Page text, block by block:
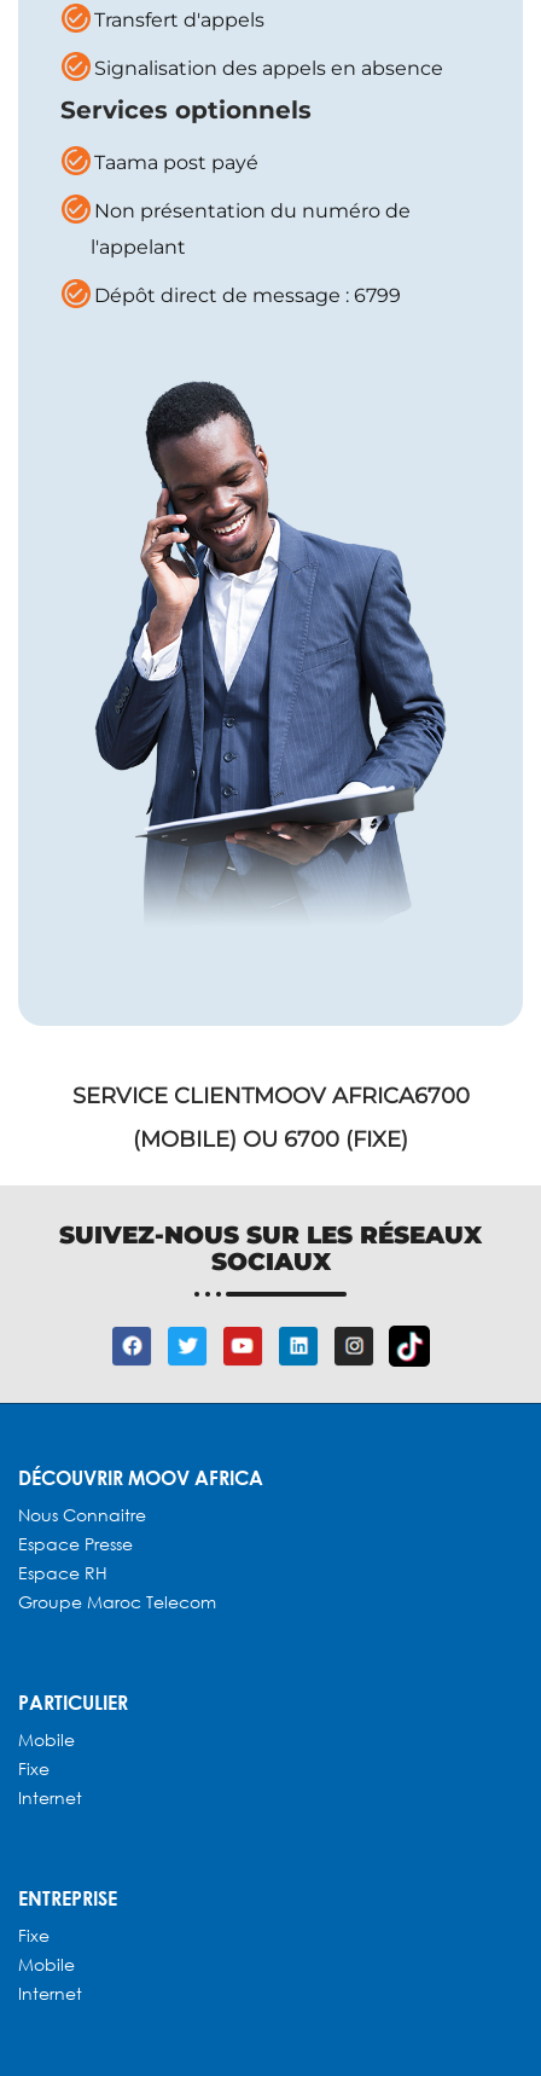
Transfert d'appels
Signalisation des appels en absence
Services optionnels
Taama post payé
Non présentation du numéro de
l'appelant
Dépôt direct de message : 6799
SERVICE CLIENTMOOV AFRICA​6700
(MOBILE) OU 6700 (FIXE)​
SUIVEZ-NOUS SUR LES RÉSEAUX
SOCIAUX
DÉCOUVRIR MOOV AFRICA
Nous Connaitre
Espace Presse
Espace RH
Groupe Maroc Telecom
PARTICULIER
Mobile
Fixe
Internet
ENTREPRISE
Fixe
Mobile
Internet